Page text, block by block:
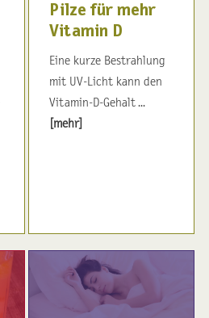
Pilze für mehr
Vitamin D
Eine kurze Bestrahlung
mit UV-Licht kann den
Vitamin-D-Gehalt ...
[mehr]